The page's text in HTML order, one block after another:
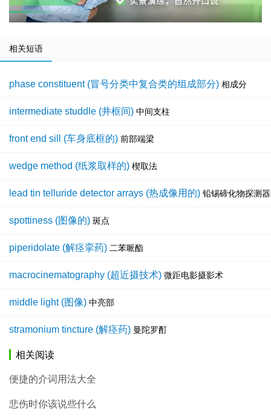
相关短语
phase constituent (冒号分类中复合类的组成部分) 相成分
intermediate studdle (井框间) 中间支柱
front end sill (车身底框的) 前部端梁
wedge method (纸浆取样的) 楔取法
lead tin telluride detector arrays (热成像用的) 铅锡碲化物探测
spottiness (图像的) 斑点
piperidolate (解痉挛药) 二苯哌酯
macrocinematography (超近摄技术) 微距电影摄影术
middle light (图像) 中亮部
stramonium tincture (解痉药) 曼陀罗酊
相关阅读
便捷的介词用法大全
悲伤时你该说些什么